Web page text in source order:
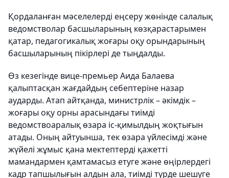
Қордаланған мәселелерді еңсеру жөнінде салалық
ведомстволар басшыларының көзқарастарымен
қатар, педагогикалық жоғары оқу орындарының
басшыларының пікірлері де тыңдалды.
Өз кезегінде вице-премьер Аида Балаева
қалыптасқан жағдайдың себептеріне назар
аударды. Атап айтқанда, министрлік – әкімдік –
жоғары оқу орны арасындағы тиімді
ведомствоаралық өзара іс-қимылдың жоқтығын
атады. Оның айтуынша, тек өзара үйлесімді және
жүйелі жұмыс қана мектептерді қажетті
мамандармен қамтамасыз етуге және өңірлердегі
кадр тапшылығын алдын ала, тиімді түрде шешуге